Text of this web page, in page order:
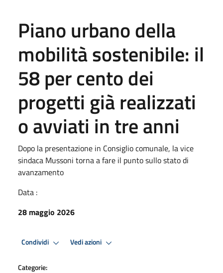
Piano urbano della
mobilità sostenibile: il
58 per cento dei
progetti già realizzati
o avviati in tre anni
Dopo la presentazione in Consiglio comunale, la vice
sindaca Mussoni torna a fare il punto sullo stato di
avanzamento
Data :
28 maggio 2026
Condividi Vedi azioni
Categorie: